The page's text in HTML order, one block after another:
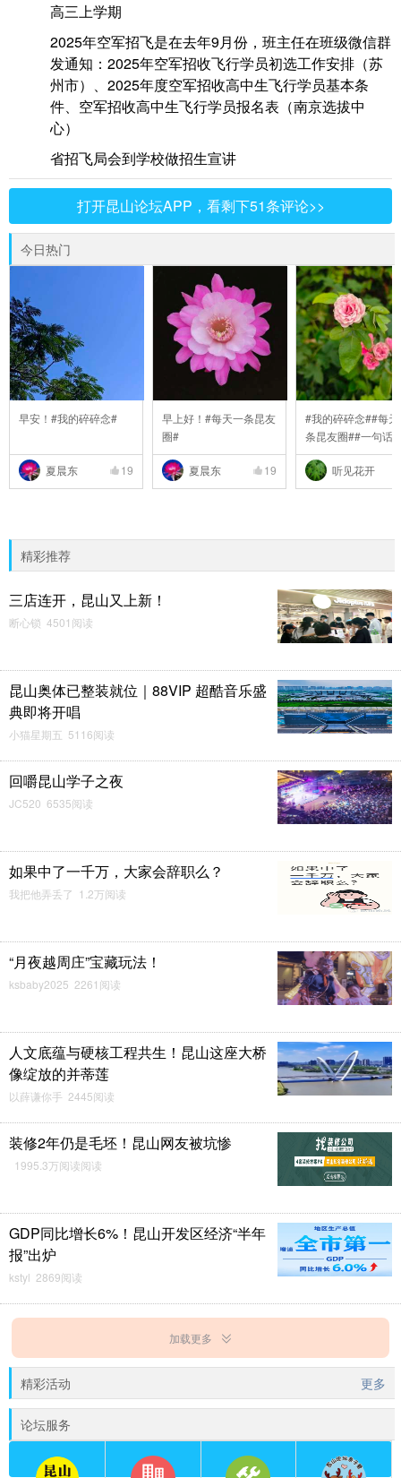
高三上学期
2025年空军招飞是在去年9月份，班主任在班级微信群
发通知：2025年空军招收飞行学员初选工作安排（苏
州市）、2025年度空军招收高中生飞行学员基本条
件、空军招收高中生飞行学员报名表（南京选拔中
心）
省招飞局会到学校做招生宣讲
打开昆山论坛APP，看剩下51条评论>>
今日热门
早安！#我的碎碎念#
夏晨东 19
早上好！#每天一条昆友
圈#
夏晨东 19
#我的碎碎念##每
条昆友圈##一句话
..
听见花开
精彩推荐
三店连开，昆山又上新！
断心锁 4501阅读
昆山奥体已整装就位｜88VIP 超酷音乐盛
典即将开唱
小猫星期五 5116阅读
回嚼昆山学子之夜
JC520 6535阅读
如果中了一千万，大家会辞职么？
我把他弄丢了 1.2万阅读
“月夜越周庄”宝藏玩法！
ksbaby2025 2261阅读
人文底蕴与硬核工程共生！昆山这座大桥
像绽放的并蒂莲
以薛谦你手 2445阅读
装修2年仍是毛坯！昆山网友被坑惨
1995.3万阅读阅读
GDP同比增长6%！昆山开发区经济“半年
报”出炉
kstyl 2869阅读
加载更多
精彩活动 更多
论坛服务